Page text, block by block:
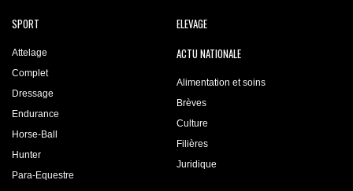
SPORT
Attelage
Complet
Dressage
Endurance
Horse-Ball
Hunter
Para-Equestre
ELEVAGE
ACTU NATIONALE
Alimentation et soins
Brèves
Culture
Filières
Juridique